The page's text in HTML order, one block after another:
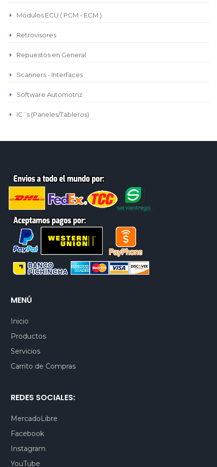
Módulos ECU ( PCM - ECM )
Retrovisores
Repuestos en General
Scanners - Interfaces
Software Automotriz
IC´s (Paneles/Tableros)
MENÚ
Inicio
Productos
Servicios
Carrito de Compras
REDES SOCIALES:
MercadoLibre
Facebook
Instagram
YouTube